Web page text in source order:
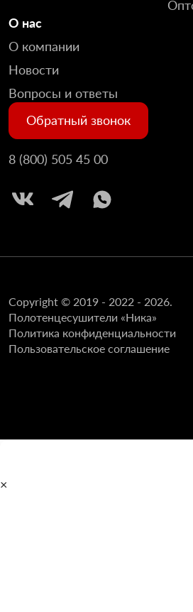
О нас
О компании
Новости
Вопросы и ответы
Обратный звонок
8 (800) 505 45 00
Copyright © 2019 - 2022 - 2026.
Полотенцесушители «Ника»
Политика конфиденциальности
Пользовательское соглашение
×